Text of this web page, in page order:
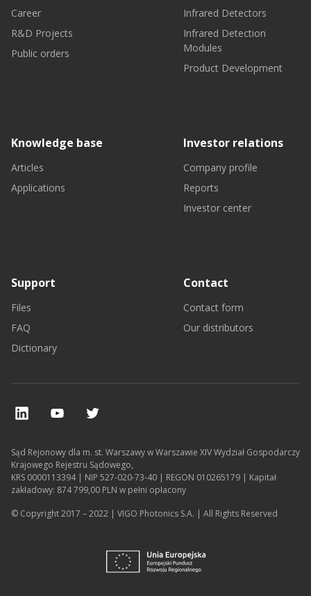
Career
R&D Projects
Public orders
Infrared Detectors
Infrared Detection
Modules
Product Development
Knowledge base
Articles
Applications
Investor relations
Company profile
Reports
Investor center
Support
Files
FAQ
Dictionary
Contact
Contact form
Our distributors
Sąd Rejonowy dla m. st. Warszawy w Warszawie XIV Wydział Gospodarczy
Krajowego Rejestru Sądowego,
KRS 0000113394 | NIP 527-020-73-40 | REGON 010265179 | Kapitał
zakładowy: 874 799,00 PLN w pełni opłacony
© Copyright 2017 – 2022 | VIGO Photonics S.A. | All Rights Reserved